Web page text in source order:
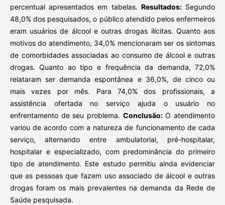
percentual apresentados em tabelas. Resultados:Segundo
48,0% dos pesquisados, o público atendido pelos enfermeiros
eram usuários de álcool e outras drogas ilícitas. Quanto aos
motivos do atendimento, 34,0% mencionaram ser os sintomas
de comorbidades associadas ao consumo de álcool e outras
drogas. Quanto ao tipo e frequência da demanda, 72,0%
relataram ser demanda espontânea e 36,0%, de cinco ou
mais vezes por mês. Para 74,0% dos profissionais, a
assistência ofertada no serviço ajuda o usuário no
enfrentamento de seu problema. Conclusão:O atendimento
variou de acordo com a natureza de funcionamento de cada
serviço, alternando entre ambulatorial, pré-hospitalar,
hospitalar e especializado, com predominância do primeiro
tipo de atendimento. Este estudo permitiu ainda evidenciar
que as pessoas que fazem uso associado de álcool e outras
drogas foram os mais prevalentes na demanda da Rede de
Saúde pesquisada.